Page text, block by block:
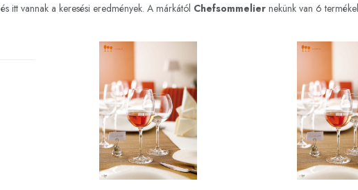
és itt vannak a keresési eredmények. A márkától Chefsommelier nekünk van 6